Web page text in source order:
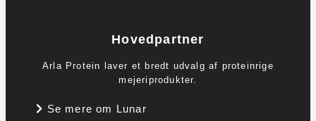
Hovedpartner
Arla Protein laver et bredt udvalg af proteinrige
mejeriprodukter.
Se mere om Lunar